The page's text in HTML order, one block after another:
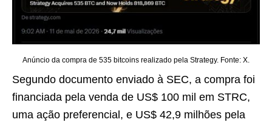
Anúncio da compra de 535 bitcoins realizado pela Strategy. Fonte: X.
Segundo documento enviado à SEC, a compra foi
financiada pela venda de US$ 100 mil em STRC,
uma ação preferencial, e US$ 42,9 milhões pela